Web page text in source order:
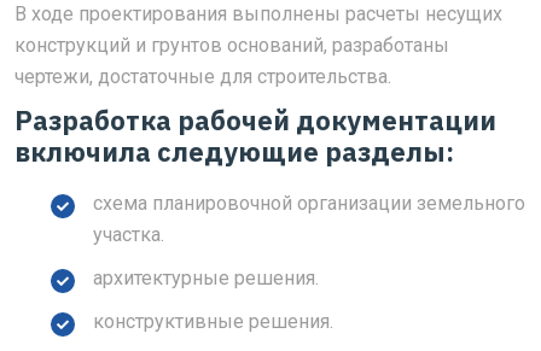
В ходе проектирования выполнены расчеты несущих
конструкций и грунтов оснований, разработаны
чертежи, достаточные для строительства.
Разработка рабочей документации
включила следующие разделы:
схема планировочной организации земельного
участка.
архитектурные решения.
конструктивные решения.